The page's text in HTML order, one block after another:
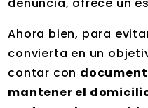
Ahora bien, para
convierta en un
contar con
mantener el